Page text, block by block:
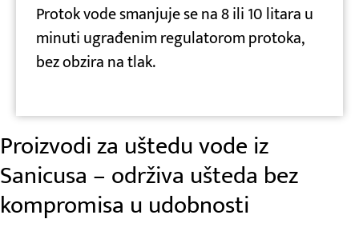
Protok vode smanjuje se na 8 ili 10 litara u
minuti ugrađenim regulatorom protoka,
bez obzira na tlak.
Proizvodi za uštedu vode iz
Sanicusa – održiva ušteda bez
kompromisa u udobnosti